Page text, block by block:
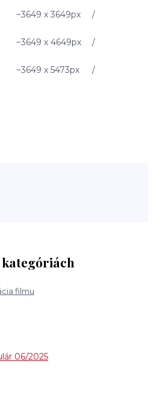
~3649 x 3649px
/
~3649 x 4649px
/
~3649 x 5473px /
filmu
06/2025